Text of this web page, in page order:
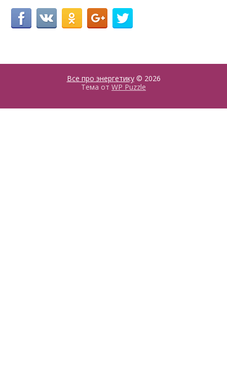
Все про энергетику© 2026
Тема от WP Puzzle